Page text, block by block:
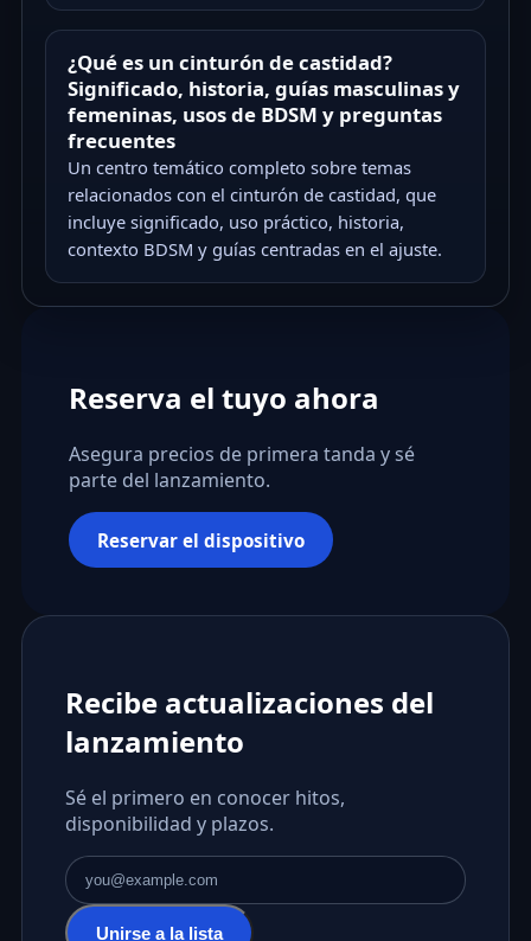
¿Qué es un cinturón de castidad?
Significado, historia, guías masculinas y
femeninas, usos de BDSM y preguntas
frecuentes
Un centro temático completo sobre temas
relacionados con el cinturón de castidad, que
incluye significado, uso práctico, historia,
contexto BDSM y guías centradas en el ajuste.
Reserva el tuyo ahora
Asegura precios de primera tanda y sé
parte del lanzamiento.
Reservar el dispositivo
Recibe actualizaciones del
lanzamiento
Sé el primero en conocer hitos,
disponibilidad y plazos.
Dirección de correo electrónico
Unirse a la lista